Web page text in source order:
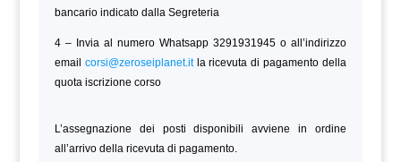
bancario indicato dalla Segreteria
4 – Invia al numero Whatsapp 3291931945 o all’indirizzo
email corsi@zeroseiplanet.itla ricevuta di pagamento della
quota iscrizione corso
L’assegnazione dei posti disponibili avviene in ordine
all’arrivo della ricevuta di pagamento.